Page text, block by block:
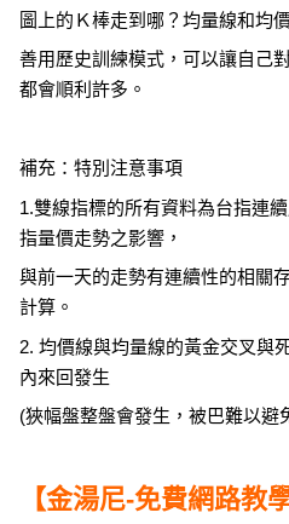
圖上的Ｋ棒走到哪？均量線和均
善用歷史訓練模式，可以讓自己
都會順利許多。
補充：特別注意事項
1.雙線指標的所有資料為台指連
指量價走勢之影響，
與前一天的走勢有連續性的相關
計算。
2. 均價線與均量線的黃金交叉與
內來回發生
(狹幅盤整盤會發生，被巴難以避
【金湯尼-免費網路教